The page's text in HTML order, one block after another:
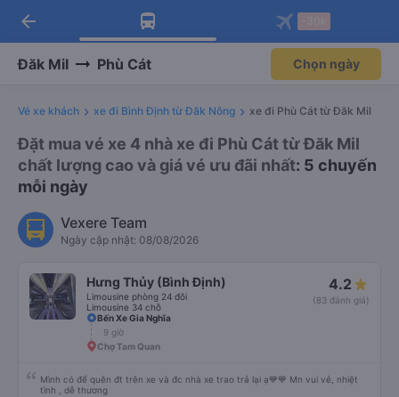
Tải app Vexere ngay!
Nhận ưu đãi thành viên độc
Mở app
Tải app Vexere
-30k/ghế khi đặt vé máy bay qua
Mở app
arrow_back
Đăk Mil Phù Cát Chọn ngày
Vé xe khách xe đi Bình Định từ Đăk Nông xe đi Phù Cát từ Đăk Mil
Đặt mua vé xe 4 nhà xe đi Phù Cát từ Đăk Mil
chất lượng cao và giá vé ưu đãi nhất: 5 chuyến
mỗi ngày
Vexere Team
Ngày cập nhật: 08/08/2026
Hưng Thủy (Bình Định)
Limousine phòng 24 đôi
Limousine 34 chỗ
4.2
(83 đánh giá)
Bến Xe Gia Nghĩa
9 giờ
Chợ Tam Quan
Mình có để quên đt trên xe và đc nhà xe trao trả lại ạ💙💙 Mn vui vẻ, nhiệt
tình , dễ thương